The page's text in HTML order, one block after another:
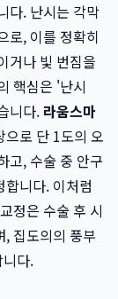
다. 난시는 각막
로, 이를 정확히
거나 빛 번짐을
핵심은 '난시
니다. 라움스마
으로 단 1도의 오
고, 수술 중 안구
니다. 이처럼
정은 수술 후 시
집도의의 풍부
다.